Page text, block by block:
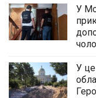
У
У